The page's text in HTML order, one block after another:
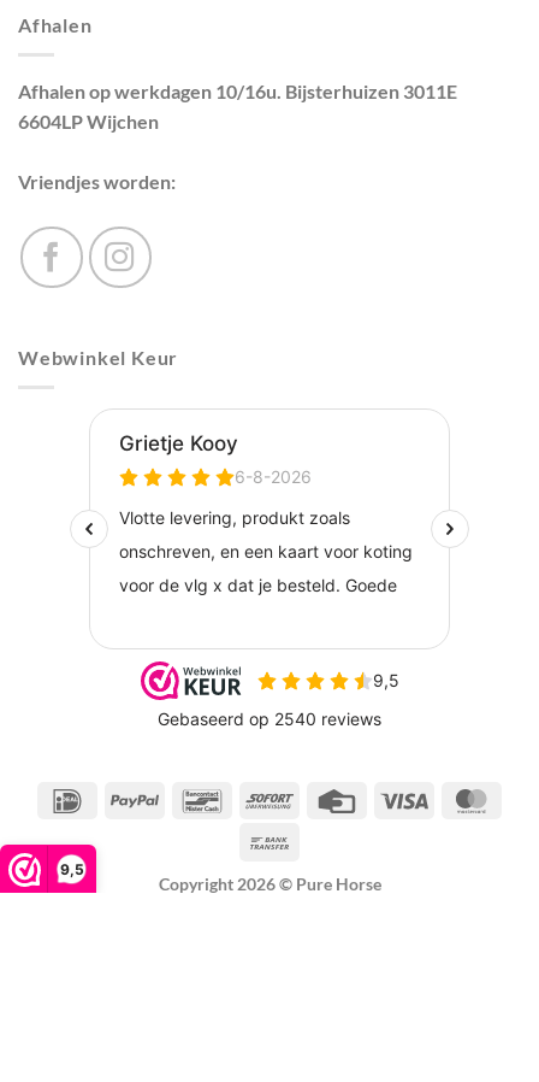
9,5
Afhalen
Afhalen op werkdagen 10/16u. Bijsterhuizen 3011E
6604LP Wijchen
Vriendjes worden:
Webwinkel Keur
IDeal PayPal BancontactSofort
Credit
Visa
Copyright 2026 © Pure Horse